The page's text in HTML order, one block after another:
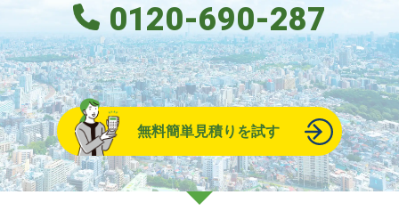
0120-690-287
無料簡単見積りを試す